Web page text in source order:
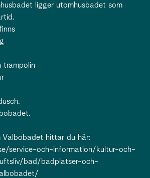
ligger utomhusbadet som
trampolin
Valbobadet hittar du här:
service-och-information/kultur-och-
bad/badplatser-och-